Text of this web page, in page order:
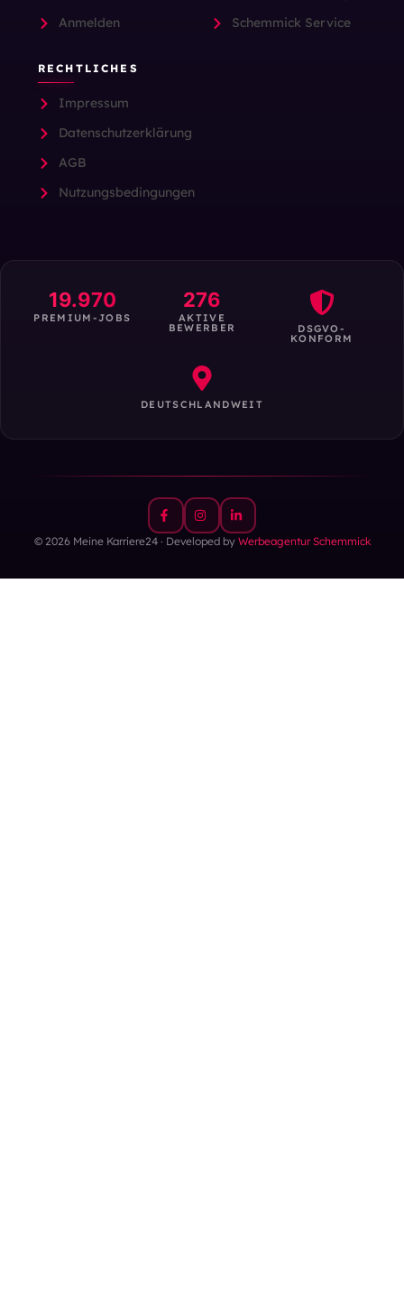
Anmelden
Schemmick Service
RECHTLICHES
Impressum
Datenschutzerklärung
AGB
Nutzungsbedingungen
19.970
PREMIUM-JOBS
276
AKTIVE
BEWERBER DSGVO-
KONFORM
DEUTSCHLANDWEIT
© 2026 Meine Karriere24 · Developed by Werbeagentur Schemmick